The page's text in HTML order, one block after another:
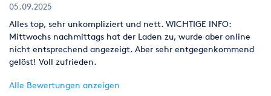
05.09.2025
Alles top, sehr unkompliziert und nett. WICHTIGE INFO:
Mittwochs nachmittags hat der Laden zu, wurde aber online
nicht entsprechend angezeigt. Aber sehr entgegenkommend
gelöst! Voll zufrieden.
Alle Bewertungen anzeigen